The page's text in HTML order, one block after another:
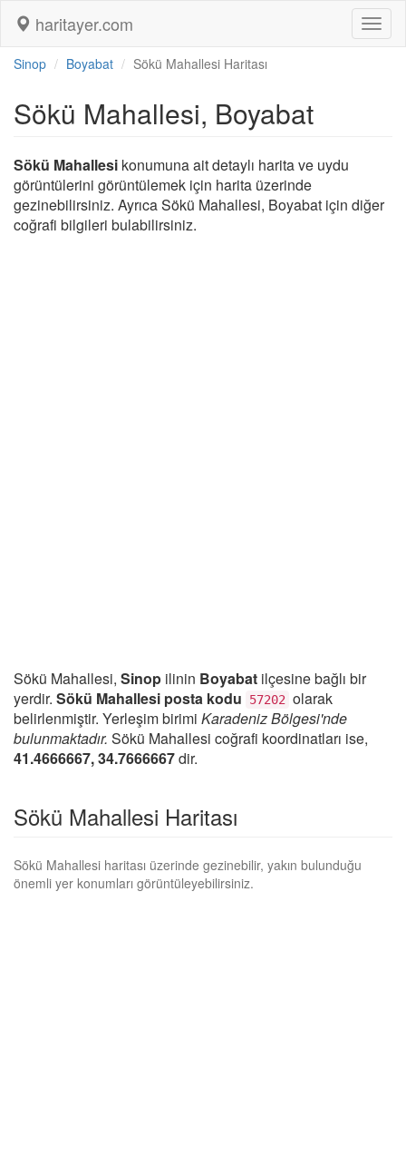
haritayer.com
Sinop Boyabat Sökü Mahallesi Haritası
Sökü Mahallesi, Boyabat
Sökü Mahallesi konumuna ait detaylı harita ve uydu
görüntülerini görüntülemek için harita üzerinde
gezinebilirsiniz. Ayrıca Sökü Mahallesi, Boyabat için diğer
coğrafi bilgileri bulabilirsiniz.
Sökü Mahallesi, Sinop ilinin Boyabat ilçesine bağlı bir
yerdir. Sökü Mahallesi posta kodu 57202 olarak
belirlenmiştir. Yerleşim birimi Karadeniz Bölgesi'nde
bulunmaktadır. Sökü Mahallesi coğrafi koordinatları ise,
41.4666667, 34.7666667dir.
Sökü Mahallesi Haritası
Sökü Mahallesi haritası üzerinde gezinebilir, yakın bulunduğu
önemli yer konumları görüntüleyebilirsiniz.